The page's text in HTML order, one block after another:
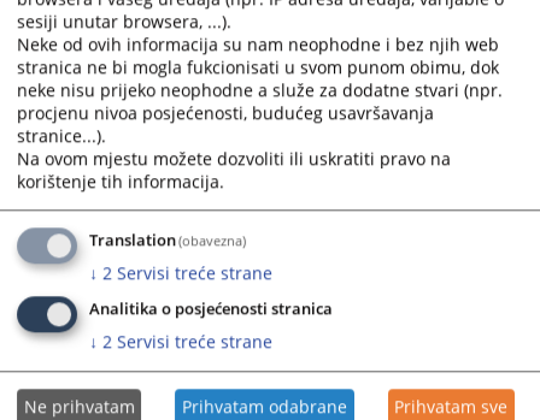
sesiji unutar browsera, ...).
Neke od ovih informacija su nam neophodne i bez njih web
stranica ne bi mogla fukcionisati u svom punom obimu, dok
neke nisu prijeko neophodne a služe za dodatne stvari (npr.
procjenu nivoa posjećenosti, budućeg usavršavanja
stranice...).
Na ovom mjestu možete dozvoliti ili uskratiti pravo na
korištenje tih informacija.
Translation(obavezna)
↓ 2 Servisi treće strane
Analitika o posjećenosti stranica
↓ 2 Servisi treće strane
Ne prihvatam Prihvatam odabrane Prihvatam sve